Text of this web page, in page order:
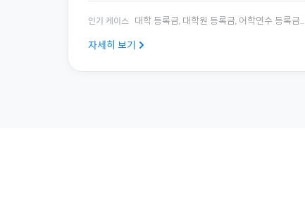
인기 케이스 대학 등록금, 대학원 등록금, 어학연수 등록금...
자세히 보기